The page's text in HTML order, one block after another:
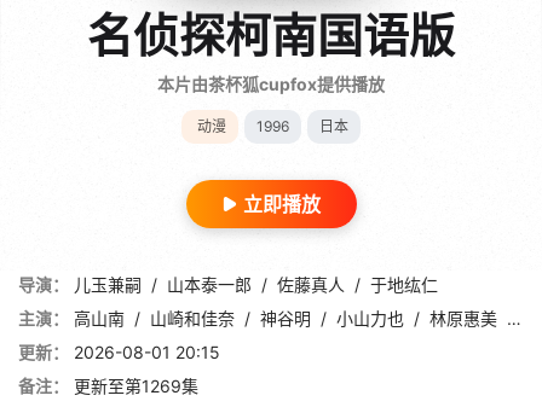
名侦探柯南国语版
本片由茶杯狐cupfox提供播放
动漫 1996 日本
立即播放
导演： 儿玉兼嗣 / 山本泰一郎 / 佐藤真人 / 于地纮仁
主演：
高山南 / 山崎和佳奈 / 神谷明 / 小山力也 / 林原惠美 /
更新：
2026-08-01 20:15
备注：
更新至第1269集